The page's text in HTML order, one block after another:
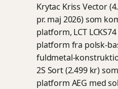
Krytac Kriss Vector
pr. maj 2026) som
platform, LCT
platform fra polsk-
fuldmetal-
2S Sort (2.499 kr)
platform AEG med